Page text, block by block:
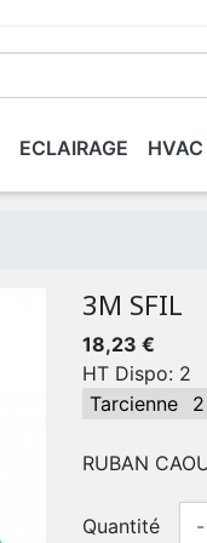
ECLAIRAGE HVAC
3M SFIL
18,23 €
HT Dispo: 2
Tarcienne
2
RUBAN
Quantité -